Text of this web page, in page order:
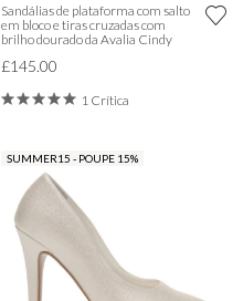
Sandálias de plataforma com salto
em bloco e tiras cruzadas com
brilho dourado da Avalia Cindy
£145.00
1 Crítica
SUMMER15 - POUPE 15%